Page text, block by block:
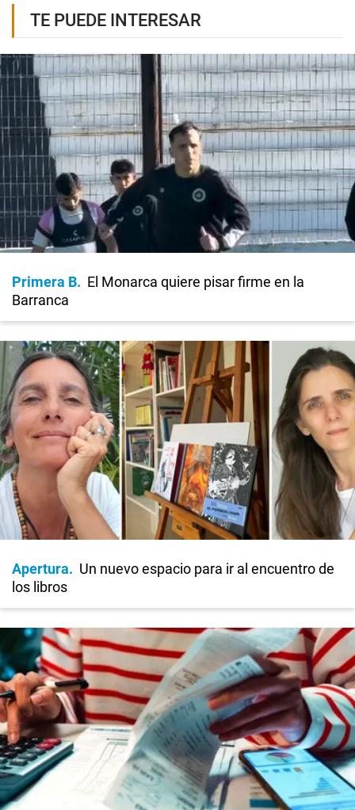
TE PUEDE INTERESAR
Primera B
El Monarca quiere pisar firme en la
Barranca
Apertura
Un nuevo espacio para ir al encuentro de
los libros